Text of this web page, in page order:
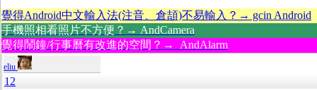
覺得Android中文輸入法(注音、倉頡)不易輸入？→ gcin Android
手機照相看照片不方便？→ AndCamera
覺得鬧鐘/行事曆有改進的空間？→ AndAlarm
eliu
12